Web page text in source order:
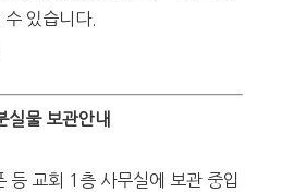
있습니다.
실물 보관안내
등 교회 1층 사무실에 보관 중입